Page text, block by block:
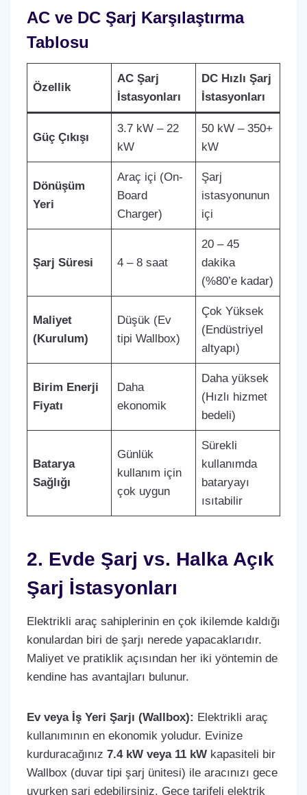
AC ve DC Şarj Karşılaştırma
Tablosu
Özellik
AC Şarj
İstasyonları
DC Hızlı Şarj
İstasyonları
Güç Çıkışı
3.7 kW – 22
kW
50 kW – 350+
kW
Dönüşüm
Yeri
Araç içi (On-
Board
Charger)
Şarj
istasyonunun
içi
Şarj Süresi 4 – 8 saat
20 – 45
dakika
(%80’e kadar)
Maliyet
(Kurulum)
Düşük (Ev
tipi Wallbox)
Çok Yüksek
(Endüstriyel
altyapı)
Birim Enerji
Fiyatı
Daha
ekonomik
Daha yüksek
(Hızlı hizmet
bedeli)
Batarya
Sağlığı
Günlük
kullanım için
çok uygun
Sürekli
kullanımda
bataryayı
ısıtabilir
2. Evde Şarj vs. Halka Açık
Şarj İstasyonları
Elektrikli araç sahiplerinin en çok ikilemde kaldığı
konulardan biri de şarjı nerede yapacaklarıdır.
Maliyet ve pratiklik açısından her iki yöntemin de
kendine has avantajları bulunur.
Ev veya İş Yeri Şarjı (Wallbox): Elektrikli araç
kullanımının en ekonomik yoludur. Evinize
kurduracağınız 7.4 kW veya 11 kWkapasiteli bir
Wallbox (duvar tipi şarj ünitesi) ile aracınızı gece
uyurken şarj edebilirsiniz. Gece tarifeli elektrik